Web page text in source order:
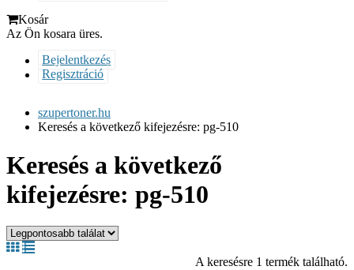
Kosár
Az Ön kosara üres.
Bejelentkezés
Regisztráció
szupertoner.hu
Keresés a következő kifejezésre: pg-510
Keresés a következő
kifejezésre: pg-510
A keresésre 1 termék található.